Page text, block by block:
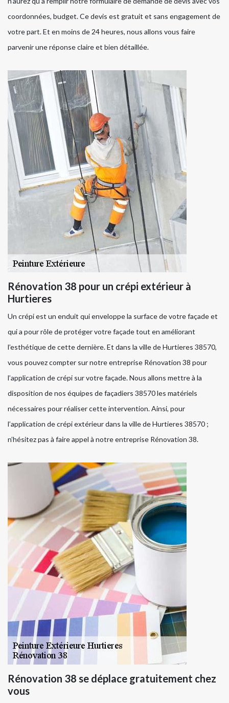
coordonnées, budget. Ce devis est gratuit et sans engagement de
votre part. Et en moins de 24 heures, nous allons vous faire
parvenir une réponse claire et bien détaillée.
Rénovation 38 pour un crépi extérieur à
Hurtieres
Un crépi est un enduit qui enveloppe la surface de votre façade et
qui a pour rôle de protéger votre façade tout en améliorant
l’esthétique de cette dernière. Et dans la ville de Hurtieres 38570,
vous pouvez compter sur notre entreprise Rénovation 38 pour
l’application de crépi sur votre façade. Nous allons mettre à la
disposition de nos équipes de façadiers 38570 les matériels
nécessaires pour réaliser cette intervention. Ainsi, pour
l’application de crépi extérieur dans la ville de Hurtieres 38570 ;
n’hésitez pas à faire appel à notre entreprise Rénovation 38.
Rénovation 38 se déplace gratuitement chez
vous